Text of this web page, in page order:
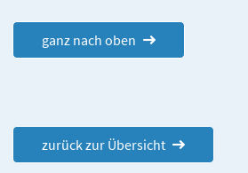
ganz nach oben
zurück zur Übersicht